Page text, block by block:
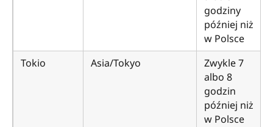
godziny
później niż
w Polsce
Tokio Asia/Tokyo
Zwykle 7
albo 8
godzin
później niż
w Polsce